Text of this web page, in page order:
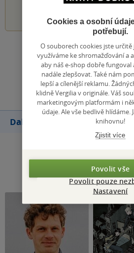
Zobrazit všechna
Přidat
Další knihy autora
Cookies a osobní
potřebují.
O souborech cookies jste určitě
využíváme ke shromažďování a
aby náš e-shop dobře fungoval
nadále zlepšovat. Také nám
lepší a cílenější reklamu.
klidně Vergilia v originále. Váš
marketingovým platformám i
údaje. Ale vše bedlivě hlídáme.
knihovnu!
Zjistit více
Povolit vše
Povolit pouze
Nastavení